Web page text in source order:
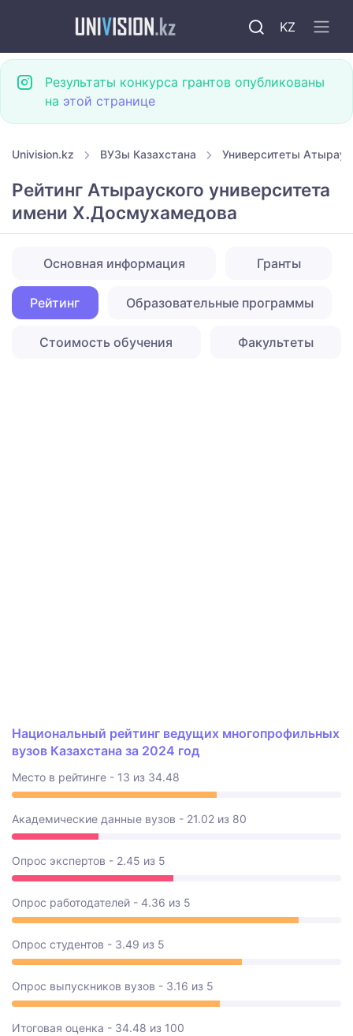
KZ
Результаты конкурса грантов опубликованы
на этой странице
Univision.kz ВУЗы Казахстана Университеты Атырау
Рейтинг Атырауского университета
имени Х.Досмухамедова
Основная информация Гранты
Рейтинг Образовательные программы
Стоимость обучения Факультеты
Национальный рейтинг ведущих многопрофильных
вузов Казахстана за 2024 год
Место в рейтинге - 13 из 34.48
Академические данные вузов - 21.02 из 80
Опрос экспертов - 2.45 из 5
Опрос работодателей - 4.36 из 5
Опрос студентов - 3.49 из 5
Опрос выпускников вузов - 3.16 из 5
Итоговая оценка - 34.48 из 100